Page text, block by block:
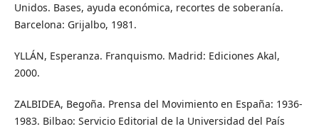
Unidos. Bases, ayuda económica, recortes de soberanía.
Barcelona: Grijalbo, 1981.
YLLÁN, Esperanza. Franquismo. Madrid: Ediciones Akal,
2000.
ZALBIDEA, Begoña. Prensa del Movimiento en España: 1936-
1983. Bilbao: Servicio Editorial de la Universidad del País